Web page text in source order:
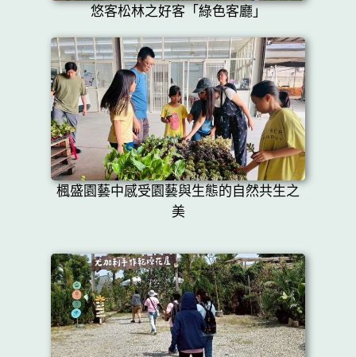
悠客松林之好客「綠色客廳」
楓盛園藝中感受園藝與生態的自然共生之
美